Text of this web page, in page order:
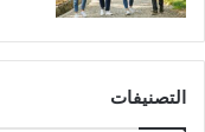
التصنيفات